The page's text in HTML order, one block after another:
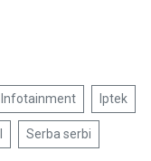
Infotainment Iptek
Serba serbi